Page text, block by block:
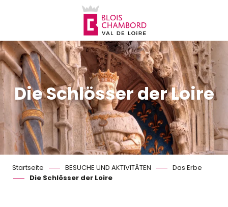
principal
Die Schlösser der Loire
Startseite BESUCHE UND AKTIVITÄTEN
Das Erbe
Die Schlösser der Loire